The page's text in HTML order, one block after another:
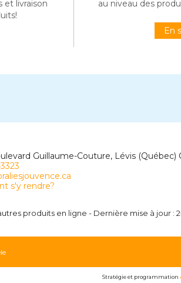
et livraison
au niveau des
En
Guillaume-Couture, Lévis (Québec)
s'y rendre?
produits en ligne - Dernière mise à jour :
Stratégie et programmation